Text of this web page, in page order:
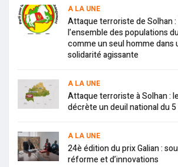
A LA UNE
Attaque terroriste de Solhan :
l’ensemble des populations
comme un seul homme dans
solidarité agissante
A LA UNE
Attaque terroriste à Solhan :
décrète un deuil national du 5
A LA UNE
24è édition du prix Galian :
réforme et d’innovations